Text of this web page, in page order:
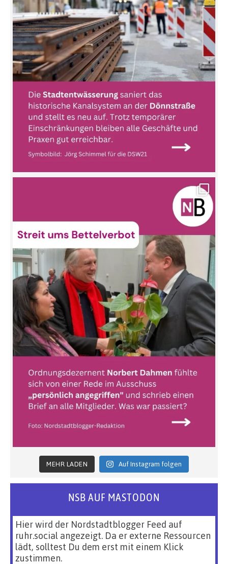
MEHR LADEN Auf Instagram folgen
NSB AUF MASTODON
Hier wird der Nordstadtblogger Feed auf
ruhr.social angezeigt. Da er externe Ressourcen
lädt, solltest Du dem erst mit einem Klick
zustimmen.